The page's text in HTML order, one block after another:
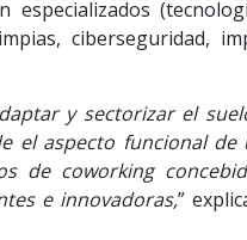
ciberseguridad,
y sectorizar el
el aspecto funcional de
de coworking
e innovadoras,”